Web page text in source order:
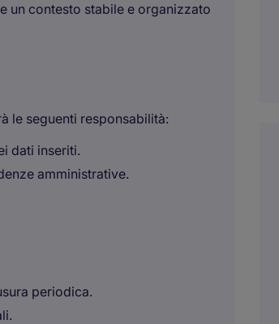
un contesto stabile e organizzato
le seguenti responsabilità:
dati inseriti.
amministrative.
periodica.